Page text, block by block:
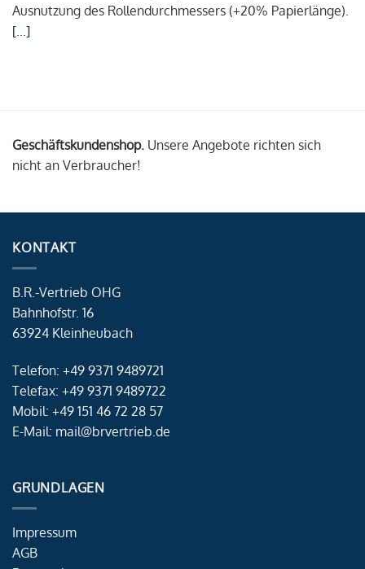
Ausnutzung des Rollendurchmessers (+20% Papierlänge).
[...]
Geschäftskundenshop. Unsere Angebote richten sich
nicht an Verbraucher!
KONTAKT
B.R.-Vertrieb OHG
Bahnhofstr. 16
63924 Kleinheubach
Telefon: +49 9371 9489721
Telefax: +49 9371 9489722
Mobil: +49 151 46 72 28 57
E-Mail: mail@brvertrieb.de
GRUNDLAGEN
Impressum
AGB